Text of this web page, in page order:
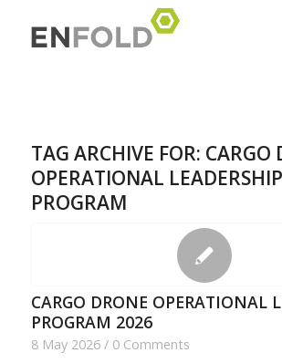
TAG ARCHIVE FOR: CARGO
OPERATIONAL LEADERSHIP
PROGRAM
CARGO DRONE OPERATIONAL
PROGRAM 2026
8 May 2026 / 0 Comments